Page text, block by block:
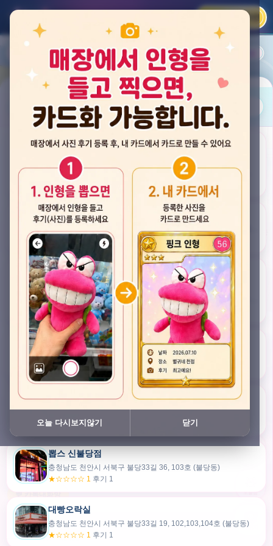
카카오 로그인
평점순 내 주변 즐겨찾기
뽑스 천안 불당점
★★★★☆ 4.2 후기 33
게임플렉스 불당동점
★★★☆☆ 2.5 후기 4
뽑기랜드
★★★★★ 4.7후기 47
픽스팟 불당점
충청남도 천안시 서북구 불당33길 47, 106호 (불당동)
★☆☆☆☆ 1 후기 1
쿠보 신불당점
충청남도 천안시 서북구 불당33길 35, 105호 (불당동)
★★★☆☆ 2.5후기 2
뽑스 신불당점
충청남도 천안시 서북구 불당33길 36, 103호 (불당동)
★☆☆☆☆ 1 후기 1
대빵오락실
충청남도 천안시 서북구 불당33길 19, 102,103,104호 (불당동)
★☆☆☆☆ 1 후기 1
30m
내위치
💬 카톡대화방
오늘 다시보지않기 닫기